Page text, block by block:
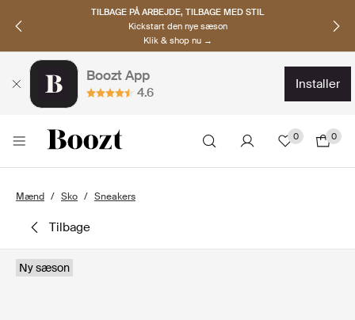
TILBAGE PÅ ARBEJDE, TILBAGE MED STIL
Kickstart den nye sæson
Klik & shop nu →
Boozt App
4.6
installer
0 0
Mænd Sko Sneakers
tilbage
Ny sæson